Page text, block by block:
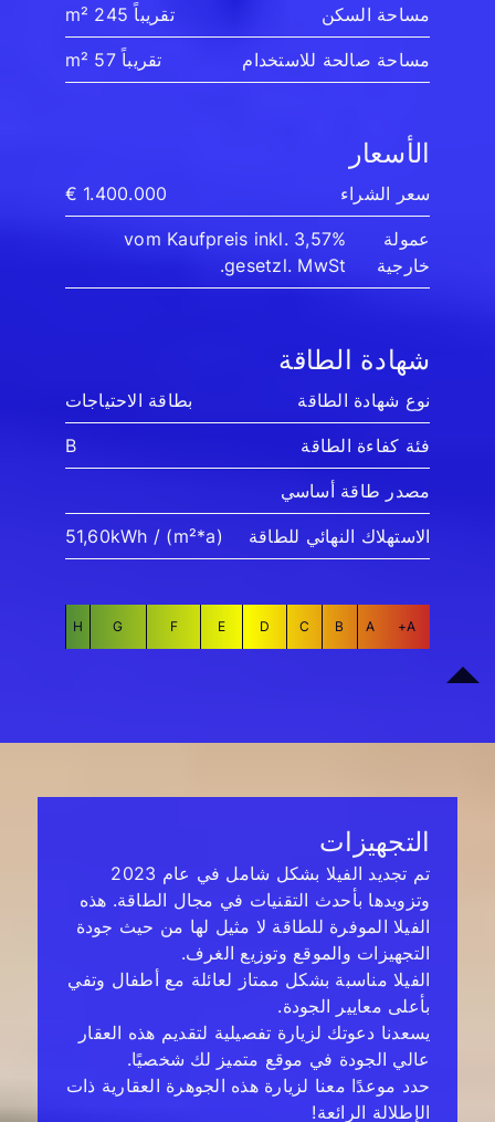
مساحة السكن تقريباً 245 m²
مساحة صالحة للاستخدام تقريباً 57 m²
الأسعار
سعر الشراء 1.400.000 €
عمولة
خارجية
3,57% vom Kaufpreis inkl.
gesetzl. MwSt.
شهادة الطاقة
نوع شهادة الطاقة بطاقة الاحتياجات
فئة كفاءة الطاقة B
مصدر طاقة أساسي
الاستهلاك النهائي للطاقة 51,60kWh / (m²*a)
A+
A
B
C
D
E
F
G
H
التجهيزات
تم تجديد الفيلا بشكل شامل في عام 2023
وتزويدها بأحدث التقنيات في مجال الطاقة. هذه
الفيلا الموفرة للطاقة لا مثيل لها من حيث جودة
التجهيزات والموقع وتوزيع الغرف.
الفيلا مناسبة بشكل ممتاز لعائلة مع أطفال وتفي
بأعلى معايير الجودة.
يسعدنا دعوتك لزيارة تفصيلية لتقديم هذه العقار
عالي الجودة في موقع متميز لك شخصيًا.
حدد موعدًا معنا لزيارة هذه الجوهرة العقارية ذات
الإطلالة الرائعة!